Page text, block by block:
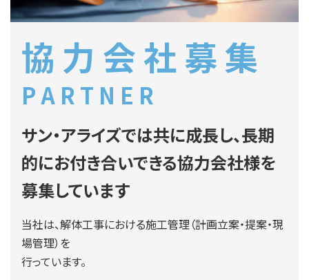
協 力 会 社 募 集
P A R T N E R
サン・アライズでは共に成長し、長期
的にお付き合いできる協力会社様を
募集しています
当社は、解体工事における施工管理（計画立案・提案・現
場管理）を
行っています。